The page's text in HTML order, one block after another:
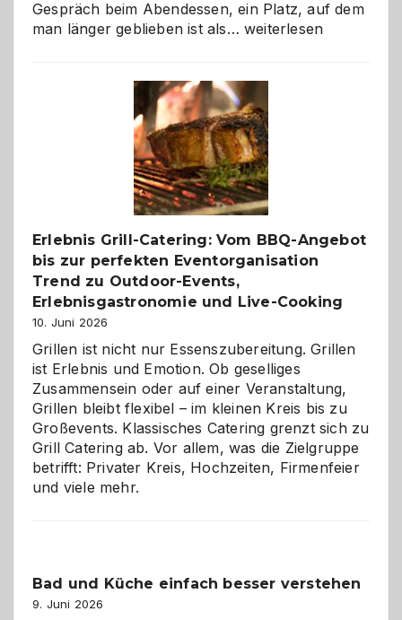
Gespräch beim Abendessen, ein Platz, auf dem
man länger geblieben ist als… Als
–
die
Gelegenheit,
neue
Reiseziele
zu
entdecken
weiterlesen
Erlebnis Grill-Catering: Vom BBQ-Angebot
bis zur perfekten Eventorganisation
Trend zu Outdoor-Events,
Erlebnisgastronomie und Live-Cooking
10. Juni 2026
Grillen ist nicht nur Essenszubereitung. Grillen
ist Erlebnis und Emotion. Ob geselliges
Zusammensein oder auf einer Veranstaltung,
Grillen bleibt flexibel – im kleinen Kreis bis zu
Großevents. Klassisches Catering grenzt sich zu
Grill Catering ab. Vor allem, was die Zielgruppe
betrifft: Privater Kreis, Hochzeiten, Firmenfeier
und viele mehr.
Bad und Küche einfach besser verstehen
9. Juni 2026